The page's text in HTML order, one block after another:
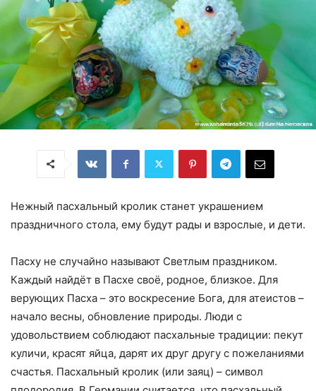
Нежный пасхальный кролик станет украшением
праздничного стола, ему будут рады и взрослые, и дети.
Пасху не случайно называют Светлым праздником.
Каждый найдёт в Пасхе своё, родное, близкое. Для
верующих Пасха – это воскресение Бога, для атеистов –
начало весны, обновление природы. Люди с
удовольствием соблюдают пасхальные традиции: пекут
куличи, красят яйца, дарят их друг другу с пожеланиями
счастья. Пасхальный кролик (или заяц) – символ